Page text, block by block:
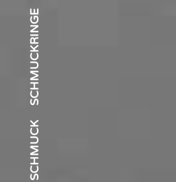
SCHMUCK
SCHMUCKRINGE